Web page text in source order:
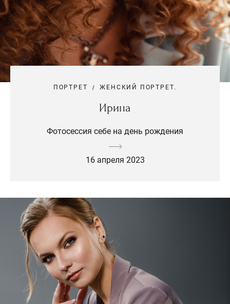
ПОРТРЕТ ЖЕНСКИЙ ПОРТРЕТ.
Ирина
Фотосессия себе на день рождения
16 апреля 2023